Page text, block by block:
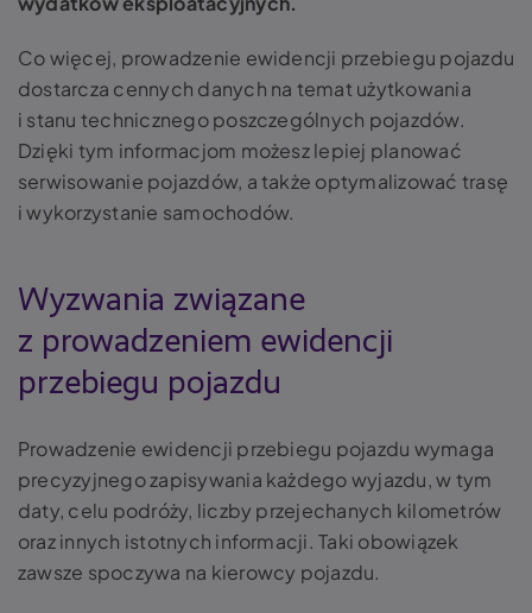
Co więcej, prowadzenie ewidencji przebiegu pojazdu
dostarcza cennych danych na temat użytkowania
i stanu technicznego poszczególnych pojazdów.
Dzięki tym informacjom możesz lepiej planować
serwisowanie pojazdów, a także optymalizować trasę
i wykorzystanie samochodów.
Wyzwania związane
z prowadzeniem ewidencji
przebiegu pojazdu
Prowadzenie ewidencji przebiegu pojazdu wymaga
precyzyjnego zapisywania każdego wyjazdu, w tym
daty, celu podróży, liczby przejechanych kilometrów
oraz innych istotnych informacji. Taki obowiązek
zawsze spoczywa na kierowcy pojazdu.